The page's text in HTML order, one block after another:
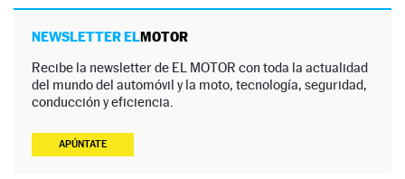
NEWSLETTER ELMOTOR
Recibe la newsletter de EL MOTOR con toda la actualidad
del mundo del automóvil y la moto, tecnología, seguridad,
conducción y eficiencia.
APÚNTATE